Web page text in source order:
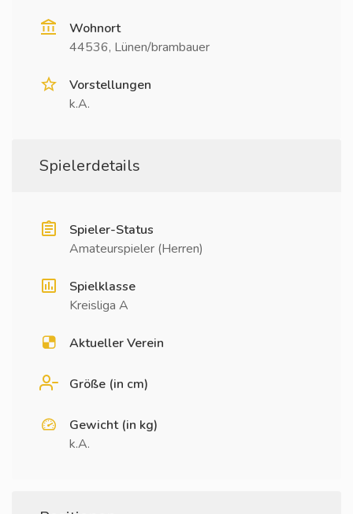
Wohnort
44536, Lünen/brambauer
Vorstellungen
k.A.
Spielerdetails
Spieler-Status
Amateurspieler (Herren)
Spielklasse
Kreisliga A
Aktueller Verein
Größe (in cm)
Gewicht (in kg)
k.A.